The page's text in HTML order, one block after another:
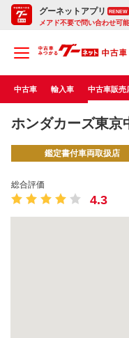
グーネットアプリ RENEW
メアド不要で問い合わせ可能
中古車 輸入車 中古車販売
ホンダカーズ東
鑑定書付車両取扱店
総合評価
4.3